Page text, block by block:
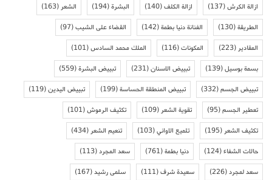
ازالة الكرش(137) ازالة الكلف(140) البشرة(194) الشعر(163)
الطريقة(130) الفنانة دنيا بطمة(142) القضاء على الشيب(97)
المقادير(223) المكونات(116) الملك محمد السادس(101)
بسمة بوسيل(139) تبييض الاسنان(231) تبييض البشرة(559)
تبييض الجسم(332) تبييض المنطقة الحساسة(199) تبييض اليدين(119)
تعطير الجسم(95) تقوية الشعر(109) تكثيف الرموش(101)
تكثيف الشعر(195) تلميع الاواني(103) تنعيم الشعر(434)
حالات الشفاء(124) دنيا بطمة(761) سعد المجرد(113)
سعد لمجرد(226) سعيدة شرف(111) سلمى رشيد(167)